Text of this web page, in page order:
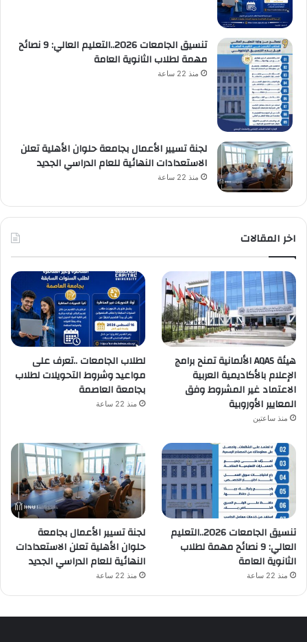
تنسيق الجامعات 2026..التعليم العالي: 9 نصائح
مهمة لطلاب الثانوية العامة
منذ 22 ساعة
لجنة تسيير الأعمال بجامعة حلوان الأهلية تعلن
الاستعدادات النهائية للعام الدراسي الجديد
منذ 22 ساعة
اخر المقالات
هيئة AQAS الألمانية تمنح برامج
الإعلام بالأكاديمية العربية
الاعتماد غير المشروط وفق
المعايير الأوروبية
منذ ساعتين
لطلاب الجامعات ..تعرف على
مواعيد وشروط التحويلات لطلاب
بجامعة العاصمة
منذ 22 ساعة
تنسيق الجامعات 2026..التعليم
العالي: 9 نصائح مهمة لطلاب
الثانوية العامة
منذ 22 ساعة
لجنة تسيير الأعمال بجامعة
حلوان الأهلية تعلن الاستعدادات
النهائية للعام الدراسي الجديد
منذ 22 ساعة